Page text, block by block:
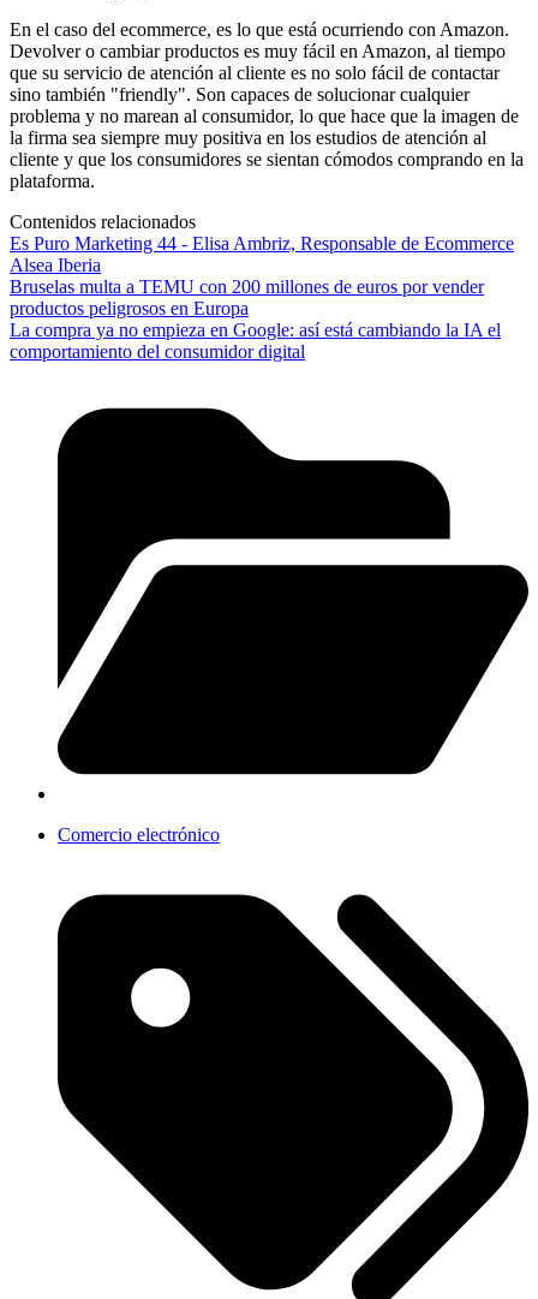
En el caso del ecommerce, es lo que está ocurriendo con Amazon.
Devolver o cambiar productos es muy fácil en Amazon, al tiempo
que su servicio de atención al cliente es no solo fácil de contactar
sino también "friendly". Son capaces de solucionar cualquier
problema y no marean al consumidor, lo que hace que la imagen de
la firma sea siempre muy positiva en los estudios de atención al
cliente y que los consumidores se sientan cómodos comprando en la
plataforma.
Contenidos relacionados
Es Puro Marketing 44 - Elisa Ambriz, Responsable de Ecommerce
Alsea Iberia
Bruselas multa a TEMU con 200 millones de euros por vender
productos peligrosos en Europa
La compra ya no empieza en Google: así está cambiando la IA el
comportamiento del consumidor digital
Comercio electrónico